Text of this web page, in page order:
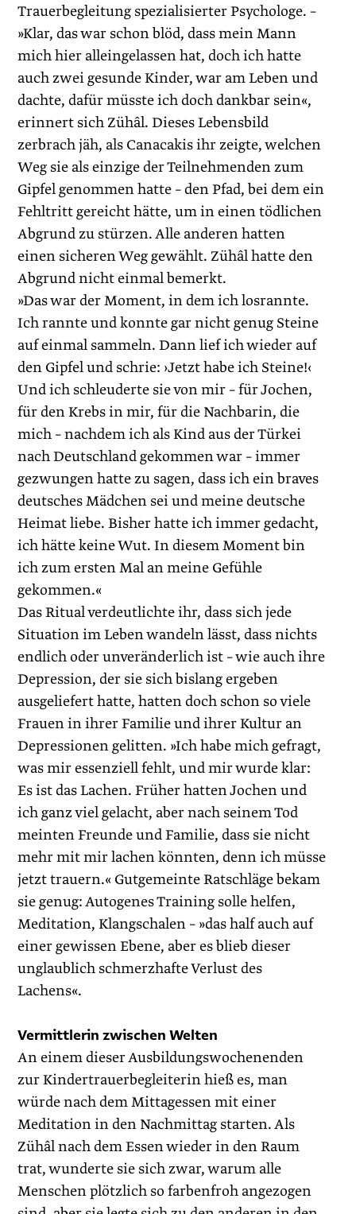
Trauerbegleitung spezialisierter Psychologe. –
»Klar, das war schon blöd, dass mein Mann
mich hier alleingelassen hat, doch ich hatte
auch zwei gesunde Kinder, war am Leben und
dachte, dafür müsste ich doch dankbar sein«,
erinnert sich Zühâl. Dieses Lebensbild
zerbrach jäh, als Canacakis ihr zeigte, welchen
Weg sie als einzige der Teilnehmenden zum
Gipfel genommen hatte – den Pfad, bei dem ein
Fehltritt gereicht hätte, um in einen tödlichen
Abgrund zu stürzen. Alle anderen hatten
einen sicheren Weg gewählt. Zühâl hatte den
Abgrund nicht einmal bemerkt.
»Das war der Moment, in dem ich losrannte.
Ich rannte und konnte gar nicht genug Steine
auf einmal sammeln. Dann lief ich wieder auf
den Gipfel und schrie: ›Jetzt habe ich Steine!‹
Und ich schleuderte sie von mir – für Jochen,
für den Krebs in mir, für die Nachbarin, die
mich – nachdem ich als Kind aus der Türkei
nach Deutschland gekommen war – immer
gezwungen hatte zu sagen, dass ich ein braves
deutsches Mädchen sei und meine deutsche
Heimat liebe. Bisher hatte ich immer gedacht,
ich hätte keine Wut. In diesem Moment bin
ich zum ersten Mal an meine Gefühle
gekommen.«
Das Ritual verdeutlichte ihr, dass sich jede
Situation im Leben wandeln lässt, dass nichts
endlich oder unveränderlich ist – wie auch ihre
Depression, der sie sich bislang ergeben
ausgeliefert hatte, hatten doch schon so viele
Frauen in ihrer Familie und ihrer Kultur an
Depressionen gelitten. »Ich habe mich gefragt,
was mir essenziell fehlt, und mir wurde klar:
Es ist das Lachen. Früher hatten Jochen und
ich ganz viel gelacht, aber nach seinem Tod
meinten Freunde und Familie, dass sie nicht
mehr mit mir lachen könnten, denn ich müsse
jetzt trauern.« Gutgemeinte Ratschläge bekam
sie genug: Autogenes Training solle helfen,
Meditation, Klangschalen – »das half auch auf
einer gewissen Ebene, aber es blieb dieser
unglaublich schmerzhafte Verlust des
Lachens«.
Vermittlerin zwischen Welten
An einem dieser Ausbildungswochenenden
zur Kindertrauerbegleiterin hieß es, man
würde nach dem Mittagessen mit einer
Meditation in den Nachmittag starten. Als
Zühâl nach dem Essen wieder in den Raum
trat, wunderte sie sich zwar, warum alle
Menschen plötzlich so farbenfroh angezogen